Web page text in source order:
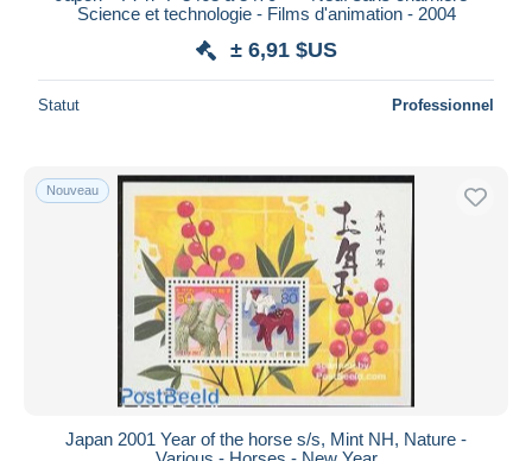
Science et technologie - Films d'animation - 2004
± 6,91 $US
Statut Professionnel
Nouveau
Japan 2001 Year of the horse s/s, Mint NH, Nature -